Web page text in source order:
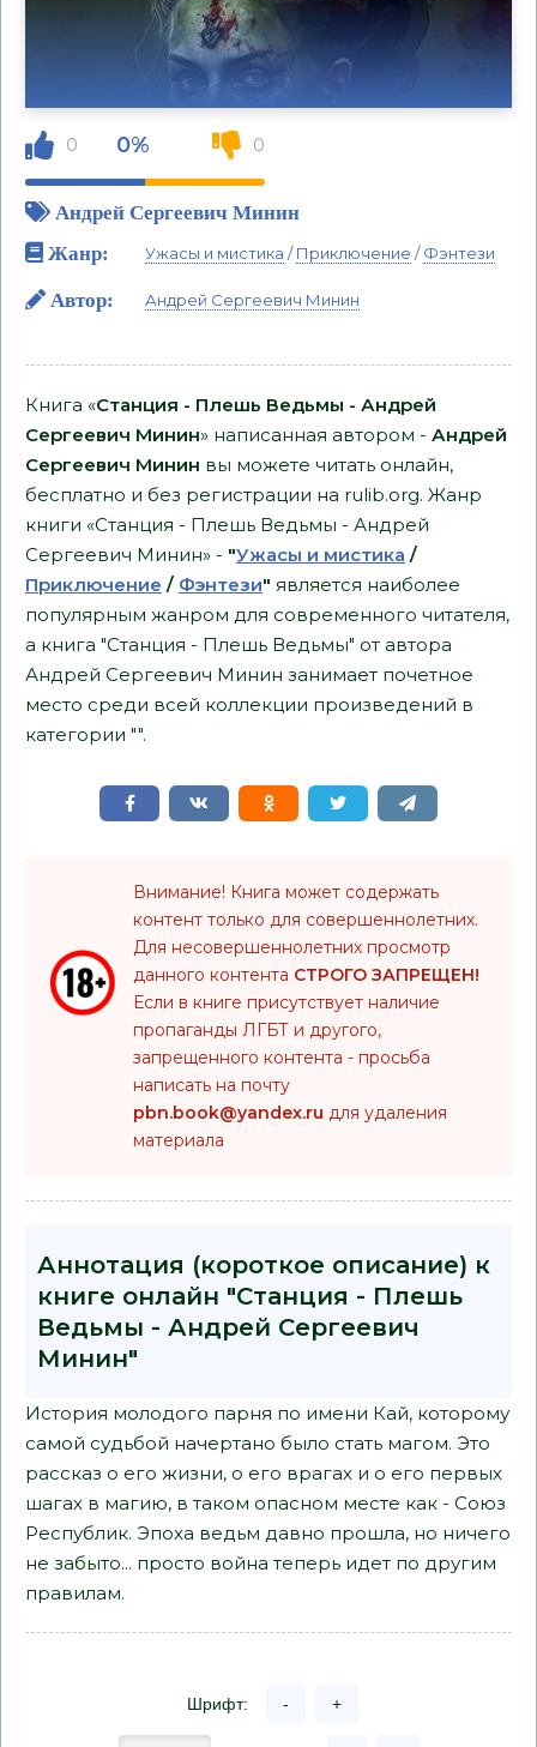
0 0% 0
Андрей Сергеевич Минин
Жанр:
Ужасы и мистика /Приключение /Фэнтези
Автор: Андрей Сергеевич Минин
Книга «Станция - Плешь Ведьмы - Андрей
Сергеевич Минин» написанная автором - Андрей
Сергеевич Минин вы можете читать онлайн,
бесплатно и без регистрации на rulib.org. Жанр
книги «Станция - Плешь Ведьмы - Андрей
Сергеевич Минин» - "Ужасы и мистика /
Приключение / Фэнтези" является наиболее
популярным жанром для современного читателя,
а книга "Станция - Плешь Ведьмы" от автора
Андрей Сергеевич Минин занимает почетное
место среди всей коллекции произведений в
категории "".
Внимание! Книга может содержать
контент только для совершеннолетних.
Для несовершеннолетних просмотр
данного контента СТРОГО ЗАПРЕЩЕН!
Если в книге присутствует наличие
пропаганды ЛГБТ и другого,
запрещенного контента - просьба
написать на почту
pbn.book@yandex.ru для удаления
материала
Аннотация (короткое описание) к
книге онлайн "Станция - Плешь
Ведьмы - Андрей Сергеевич
Минин"
История молодого парня по имени Кай, которому
самой судьбой начертано было стать магом. Это
рассказ о его жизни, о его врагах и о его первых
шагах в магию, в таком опасном месте как - Союз
Республик. Эпоха ведьм давно прошла, но ничего
не забыто... просто война теперь идет по другим
правилам.
Шрифт: - +